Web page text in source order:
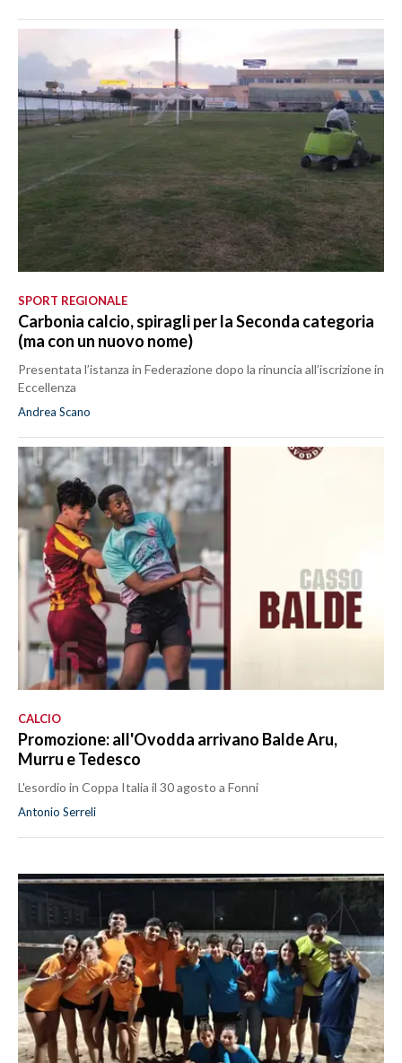
SPORT REGIONALE
Carbonia calcio, spiragli per la Seconda categoria
(ma con un nuovo nome)
Presentata l’istanza in Federazione dopo la rinuncia all’iscrizione in
Eccellenza
Andrea Scano
CALCIO
Promozione: all'Ovodda arrivano Balde Aru,
Murru e Tedesco
L'esordio in Coppa Italia il 30 agosto a Fonni
Antonio Serreli